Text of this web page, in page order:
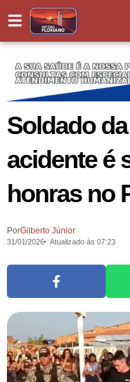
Soldado
acidente é
honras no
PorGilberto Júnior
31/01/2026 Atualizado às 07:23